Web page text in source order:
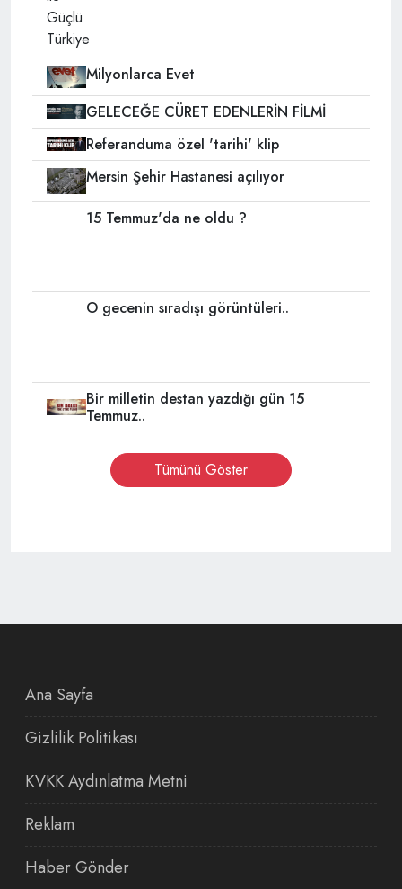
Milyonlarca Evet
GELECEĞE CÜRET EDENLERİN FİLMİ
Referanduma özel 'tarihi' klip
Mersin Şehir Hastanesi açılıyor
15 Temmuz'da ne oldu ?
O gecenin sıradışı görüntüleri..
Bir milletin destan yazdığı gün 15
Temmuz..
Tümünü Göster
Ana Sayfa
Gizlilik Politikası
KVKK Aydınlatma Metni
Reklam
Haber Gönder